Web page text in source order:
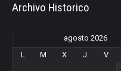
Archivo Historico
agosto 2026
L
M X J V